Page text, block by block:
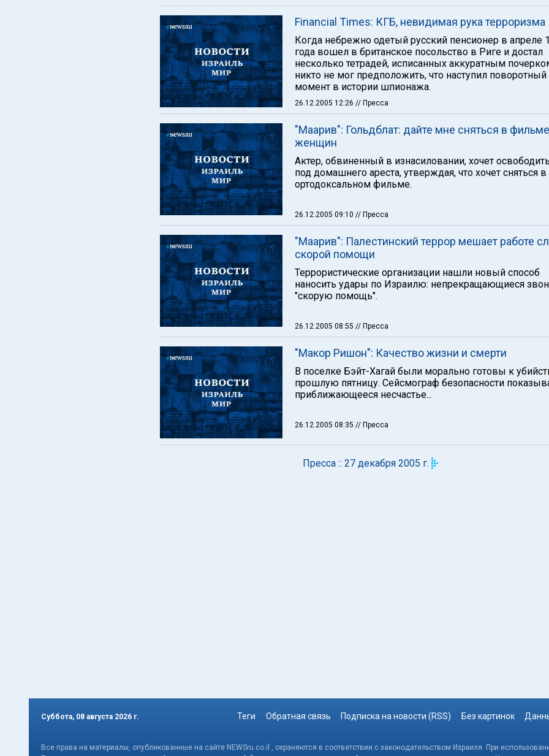
Financial Times: КГБ, невидимая рука терроризма
Когда небрежно одетый русский пенсионер в апреле
года вошел в британское посольство в Риге и достал
несколько тетрадей, исписанных аккуратным
никто не мог предположить, что наступил поворотный
момент в истории шпионажа.
26.12.2005 12:26 // Пресса
"Маарив": Гольдблат: дайте мне сняться в
женщин
Актер, обвиненный в изнасиловании, хочет
под домашнего ареста, утверждая, что хочет сняться в
ортодоксальном фильме.
26.12.2005 09:10 // Пресса
"Маарив": Палестинский террор мешает работе
скорой помощи
Террористические организации нашли новый способ
наносить удары по Израилю: непрекращающиеся
"скорую помощь".
26.12.2005 08:55 // Пресса
"Макор Ришон": Качество жизни и смерти
В поселке Бэйт-Хагай были морально готовы к
прошлую пятницу. Сейсмограф безопасности
приближающееся несчастье...
26.12.2005 08:35 // Пресса
Пресса :: 27 декабря 2005 г.
Суббота, 08 августа 2026 г. Теги Обратная связь Подписка на новости (RSS) Без картинок
Все права на материалы, опубликованные на сайте NEWSru.co.il , охраняются в соответствии с законодательством Израиля. При